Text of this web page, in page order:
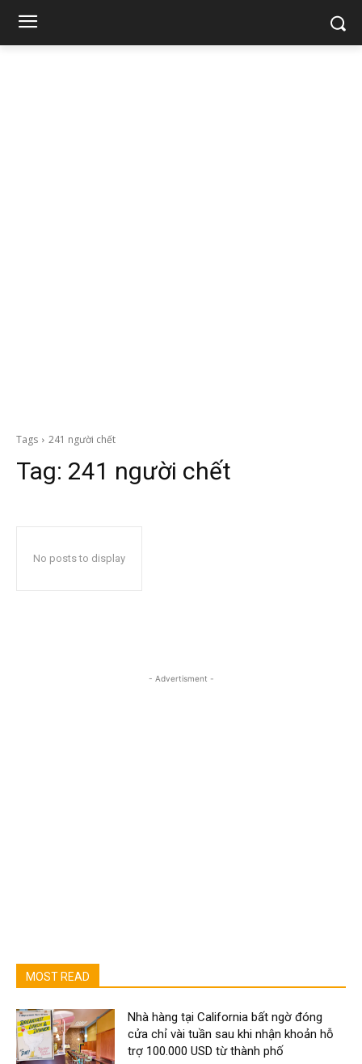
Tags 241 người chết
Tag: 241 người chết
No posts to display
- Advertisment -
MOST READ
Nhà hàng tại California bất ngờ đóng
cửa chỉ vài tuần sau khi nhận khoản hỗ
trợ 100.000 USD từ thành phố